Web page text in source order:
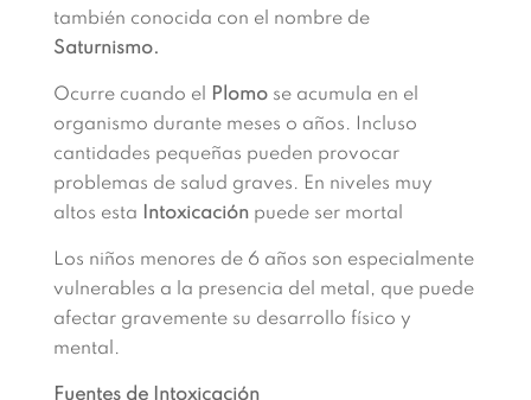
también conocida con el nombre de
Saturnismo.
Ocurre cuando el Plomose acumula en el
organismo durante meses o años. Incluso
cantidades pequeñas pueden provocar
problemas de salud graves. En niveles muy
altos esta
Intoxicaciónpuede ser mortal
Los niños menores de 6 años son especialmente
vulnerables a la presencia del metal, que puede
afectar gravemente su desarrollo físico y
mental.
Fuentes de Intoxicación